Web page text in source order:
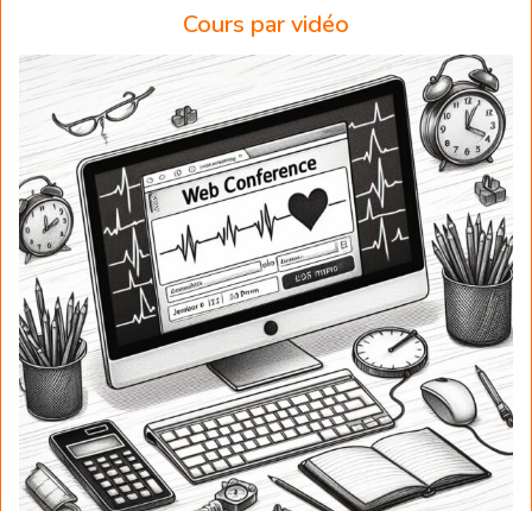
Cours par vidéo